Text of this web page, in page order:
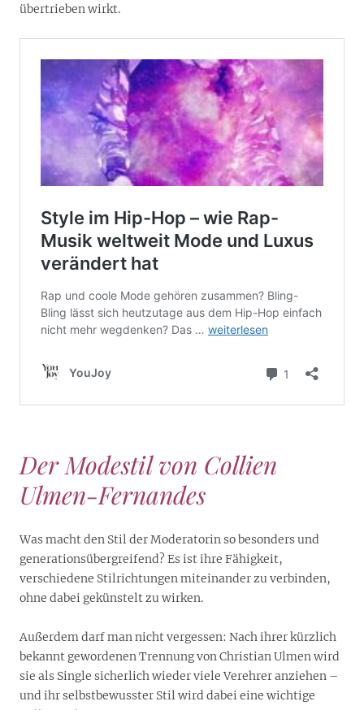
übertrieben wirkt.
Der Modestil von Collien
Ulmen-Fernandes
Was macht den Stil der Moderatorin so besonders und
generationsübergreifend? Es ist ihre Fähigkeit,
verschiedene Stilrichtungen miteinander zu verbinden,
ohne dabei gekünstelt zu wirken.
Außerdem darf man nicht vergessen: Nach ihrer kürzlich
bekannt gewordenen Trennung von Christian Ulmen wird
sie als Single sicherlich wieder viele Verehrer anziehen –
und ihr selbstbewusster Stil wird dabei eine wichtige